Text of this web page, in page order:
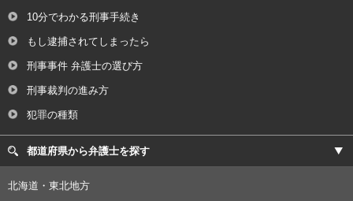
10分でわかる刑事手続き
もし逮捕されてしまったら
刑事事件 弁護士の選び方
刑事裁判の進み方
犯罪の種類
都道府県から弁護士を探す
北海道・東北地方